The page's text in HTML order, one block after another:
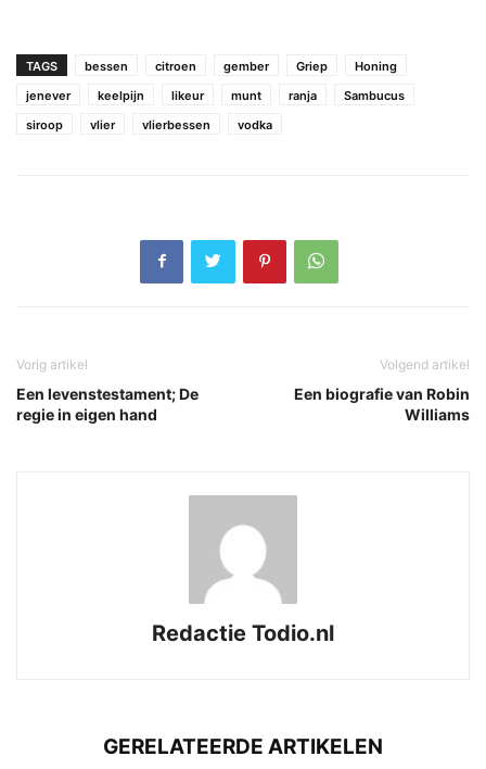
TAGS bessen citroen gember Griep
Honing
jenever
keelpijn likeur munt ranja
Sambucus
siroop
vlier vlierbessen vodka
Vorig artikel
Een levenstestament; De
regie in eigen hand
Volgend artikel
Een biografie van Robin
Williams
Redactie Todio.nl
GERELATEERDE ARTIKELEN